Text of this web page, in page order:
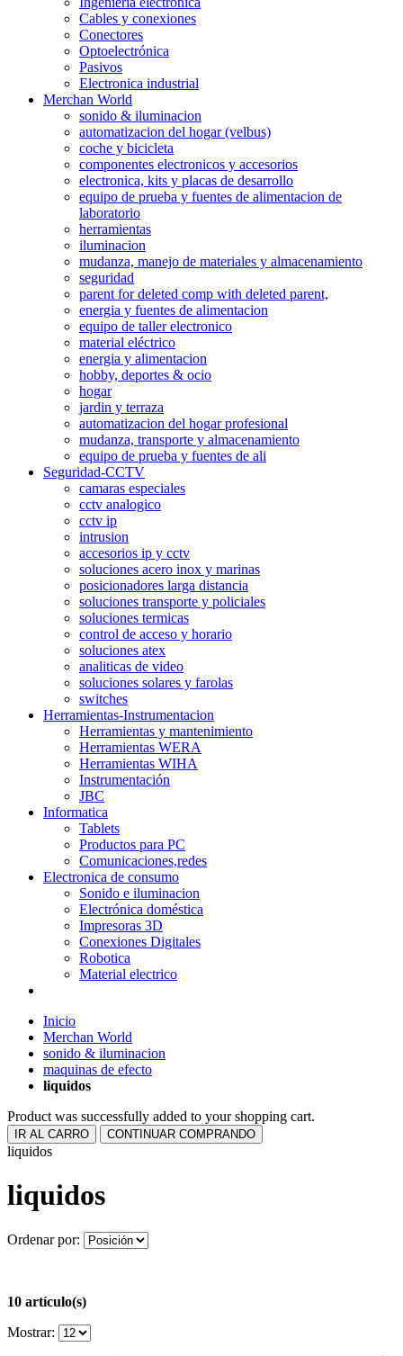
Cables y conexiones
Conectores
Optoelectrónica
Pasivos
Electronica industrial
Merchan World
sonido & iluminacion
automatizacion del hogar (velbus)
coche y bicicleta
componentes electronicos y accesorios
electronica, kits y placas de desarrollo
equipo de prueba y fuentes de alimentacion de
laboratorio
herramientas
iluminacion
mudanza, manejo de materiales y almacenamiento
seguridad
parent for deleted comp with deleted parent,
energia y fuentes de alimentacion
equipo de taller electronico
material eléctrico
energia y alimentacion
hobby, deportes & ocio
hogar
jardin y terraza
automatizacion del hogar profesional
mudanza, transporte y almacenamiento
equipo de prueba y fuentes de ali
Seguridad-CCTV
camaras especiales
cctv analogico
cctv ip
intrusion
accesorios ip y cctv
soluciones acero inox y marinas
posicionadores larga distancia
soluciones transporte y policiales
soluciones termicas
control de acceso y horario
soluciones atex
analiticas de video
soluciones solares y farolas
switches
Herramientas-Instrumentacion
Herramientas y mantenimiento
Herramientas WERA
Herramientas WIHA
Instrumentación
JBC
Informatica
Tablets
Productos para PC
Comunicaciones,redes
Electronica de consumo
Sonido e iluminacion
Electrónica doméstica
Impresoras 3D
Conexiones Digitales
Robotica
Material electrico
Inicio
Merchan World
sonido & iluminacion
maquinas de efecto
liquidos
Product was successfully added to your shopping cart.
IR AL CARRO CONTINUAR COMPRANDO
liquidos
liquidos
Ordenar por:
10 artículo(s)
Mostrar: